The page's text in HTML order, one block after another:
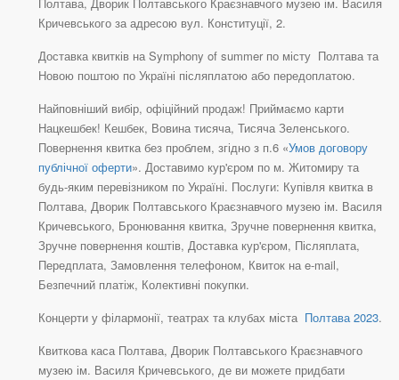
Кричевського за адресою вул. Конституції, 2.
Доставка квитків на Symphony of summer по місту Полтава та
Новою поштою по Україні післяплатою або передоплатою.
Найповніший вибір, офіційний продаж! Приймаємо карти
Нацкешбек! Кешбек, Вовина тисяча, Тисяча Зеленського.
Повернення квитка без проблем, згідно з п.6 «Умов договору
публічної оферти». Доставимо кур'єром по м. Житомиру та
будь-яким перевізником по Україні. Послуги: Купівля квитка в
Полтава, Дворик Полтавського Краєзнавчого музею ім. Василя
Кричевського, Бронювання квитка, Зручне повернення квитка,
Зручне повернення коштів, Доставка кур'єром, Післяплата,
Передплата, Замовлення телефоном, Квиток на e-mail,
Безпечний платіж, Колективні покупки.
Концерти у філармонії, театрах та клубах міста Полтава 2023.
Квиткова каса Полтава, Дворик Полтавського Краєзнавчого
музею ім. Василя Кричевського, де ви можете придбати